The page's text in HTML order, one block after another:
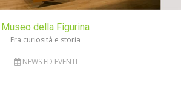
Museo della Figurina
Fra curiosità e storia
NEWS ED EVENTI